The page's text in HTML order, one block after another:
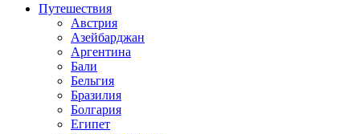
Путешествия
Австрия
Азейбарджан
Аргентина
Бали
Бельгия
Бразилия
Болгария
Египет